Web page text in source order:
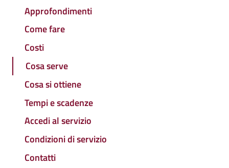
Approfondimenti
Come fare
Costi
Cosa serve
Cosa si ottiene
Tempi e scadenze
Accedi al servizio
Condizioni di servizio
Contatti